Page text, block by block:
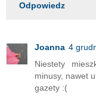
Odpowiedz
Joanna 4
Niestety
minusy, nawet
gazety :(